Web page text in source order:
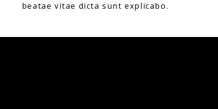
beatae vitae dicta sunt explicabo.